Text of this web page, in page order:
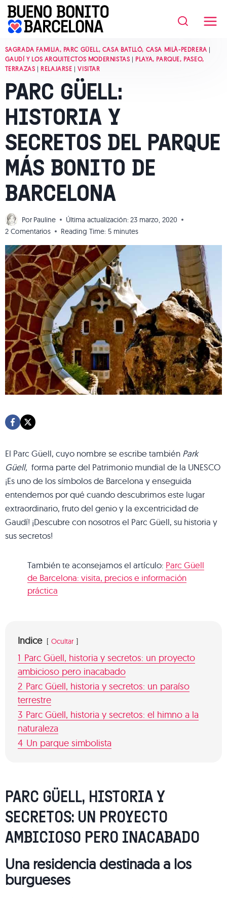
Saltar
contenido
SAGRADA FAMILIA, PARC GÜELL, CASA BATLLÓ, CASA MILÀ-PEDRERA |
GAUDÍ Y LOS ARQUITECTOS MODERNISTAS | PLAYA, PARQUE, PASEO,
TERRAZAS | RELAJARSE |VISITAR
PARC GÜELL:
HISTORIA Y
SECRETOS DEL PARQUE
MÁS BONITO DE
BARCELONA
Por Pauline Última actualización: 23 marzo, 2020
2 Comentarios
Reading Time: 5 minutes
El Parc Güell, cuyo nombre se escribe también Park
Güell, forma parte del Patrimonio mundial de la UNESCO
¡Es uno de los símbolos de Barcelona y enseguida
entendemos por qué cuando descubrimos este lugar
extraordinario, fruto del genio y la excentricidad de
Gaudí! ¡Descubre con nosotros el Parc Güell, su historia y
sus secretos!
También te aconsejamos el artículo: Parc Güell
de Barcelona: visita, precios e información
práctica
Indice Ocultar
1 Parc Güell, historia y secretos: un proyecto
ambicioso pero inacabado
2 Parc Güell, historia y secretos: un paraíso
terrestre
3 Parc Güell, historia y secretos: el himno a la
naturaleza
4 Un parque simbolista
PARC GÜELL, HISTORIA Y
SECRETOS: UN PROYECTO
AMBICIOSO PERO INACABADO
Una residencia destinada a los
burgueses